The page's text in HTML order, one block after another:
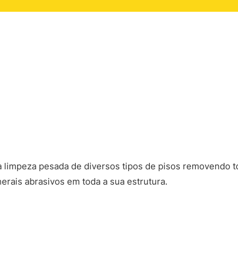
pesada de diversos tipos de pisos removendo
abrasivos em toda a sua estrutura.